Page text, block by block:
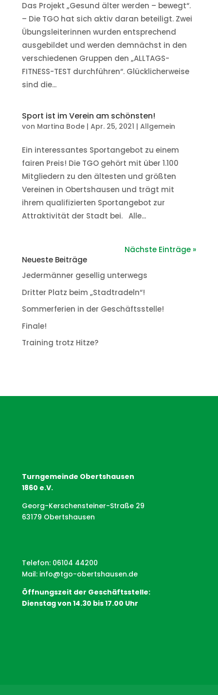
Das Projekt „Gesund älter werden – bewegt“.
– Die TGO hat sich aktiv daran beteiligt. Zwei
Übungsleiterinnen wurden entsprechend
ausgebildet und werden demnächst in den
verschiedenen Gruppen den „ALLTAGS-
FITNESS-TEST durchführen“. Glücklicherweise
sind die...
Sport ist im Verein am schönsten!
von Martina Bode| Apr. 25, 2021 | Allgemein
Ein interessantes Sportangebot zu einem
fairen Preis! Die TGO gehört mit über 1.100
Mitgliedern zu den ältesten und größten
Vereinen in Obertshausen und trägt mit
ihrem qualifizierten Sportangebot zur
Attraktivität der Stadt bei. Alle...
Nächste Einträge »
Neueste Beiträge
Jedermänner gesellig unterwegs
Dritter Platz beim „Stadtradeln“!
Sommerferien in der Geschäftsstelle!
Finale!
Training trotz Hitze?
Turngemeinde Obertshausen
1860 e.V.
Georg-Kerschensteiner-Straße 29
63179 Obertshausen
Telefon: 06104 44200
Mail: info@tgo-obertshausen.de
Öffnungszeit der Geschäftsstelle:
Dienstag von 14.30 bis 17.00 Uhr